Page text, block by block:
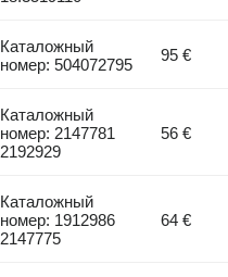
Каталожный
номер: 504072795
95 €
Каталожный
номер: 2147781
2192929
56 €
Каталожный
номер: 1912986
2147775
64 €